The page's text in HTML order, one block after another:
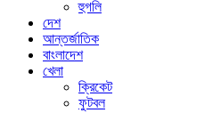
হুগলি
দেশ
আন্তর্জাতিক
বাংলাদেশ
খেলা
ক্রিকেট
ফুটবল